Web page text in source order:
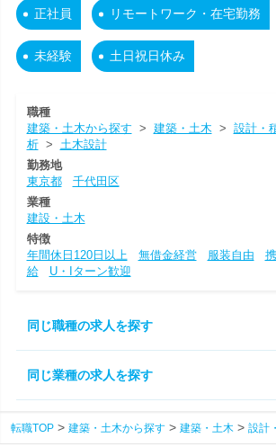
正社員 リモートワーク・在宅勤務
未経験 土日祝日休み
職種
建築・土木から探す > 建築・土木 > 設計・
析> 土木設計
勤務地
東京都
千代田区
業種
建設・土木
特徴
年間休日120日以上
無借金経営 服装自由
給
U・Iターン歓迎
同じ職種の求人を探す
同じ業種の求人を探す
転職TOP 建築・土木から探す 建築・土木 設計